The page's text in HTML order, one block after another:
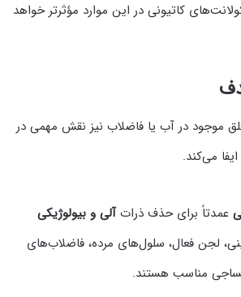
کاتیونی در این موارد مؤثرتر خواهد
موجود در آب یا فاضلاب نیز نقش مهمی در
می‌کند.
عمدتاً برای حذف ذراتآلی و بیولوژیکی
لجن فعال، سلول‌های مرده، فاضلاب‌های
مناسب هستند.